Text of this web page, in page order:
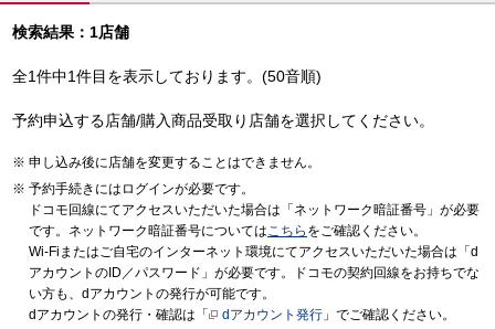
検索結果：1店舗
全1件中1件目を表示しております。(50音順)
予約申込する店舗/購入商品受取り店舗を選択してください。
申し込み後に店舗を変更することはできません。
予約手続きにはログインが必要です。
ドコモ回線にてアクセスいただいた場合は「ネットワーク暗証番号」が必要
です。ネットワーク暗証番号についてはこちら をご確認ください。
Wi-Fiまたはご自宅のインターネット環境にてアクセスいただいた場合は「d
アカウントのID／パスワード」が必要です。ドコモの契約回線をお持ちでな
い方も、dアカウントの発行が可能です。
dアカウントの発行・確認は「
dアカウント発行 」でご確認ください。